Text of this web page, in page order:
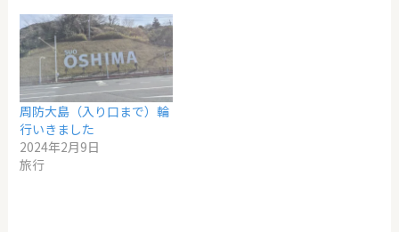
周防大島（入り口まで）輪
行いきました
2024年2月9日
旅行